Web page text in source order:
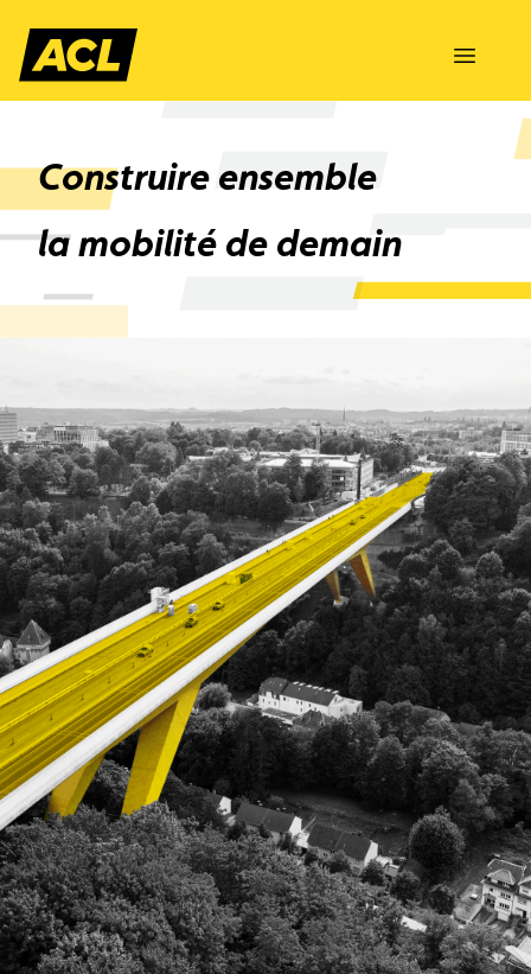
Construire ensemble
la mobilité de demain